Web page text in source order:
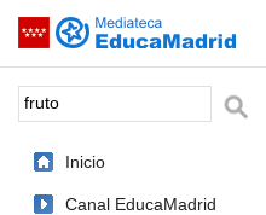
Saltar navegación
Palabra o frase:
Inicio
Canal EducaMadrid